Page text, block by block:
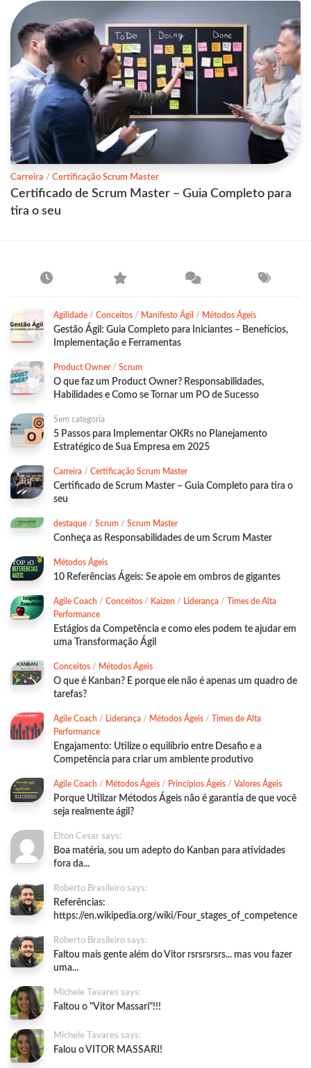
Carreira / Certificação Scrum Master
Certificado de Scrum Master – Guia Completo para
tira o seu
Agilidade / Conceitos / Manifesto Ágil / Métodos Ágeis
Gestão Ágil: Guia Completo para Iniciantes – Benefícios,
Implementação e Ferramentas
Product Owner/ Scrum
O que faz um Product Owner? Responsabilidades,
Habilidades e Como se Tornar um PO de Sucesso
Sem categoria
5 Passos para Implementar OKRs no Planejamento
Estratégico de Sua Empresa em 2025
Carreira / Certificação Scrum Master
Certificado de Scrum Master – Guia Completo para tira o
seu
destaque / Scrum / Scrum Master
Conheça as Responsabilidades de um Scrum Master
Métodos Ágeis
10 Referências Ágeis: Se apoie em ombros de gigantes
Agile Coach / Conceitos / Kaizen / Liderança / Times de Alta
Performance
Estágios da Competência e como eles podem te ajudar em
uma Transformação Ágil
Conceitos / Métodos Ágeis
O que é Kanban? E porque ele não é apenas um quadro de
tarefas?
Agile Coach / Liderança / Métodos Ágeis / Times de Alta
Performance
Engajamento: Utilize o equilíbrio entre Desafio e a
Competência para criar um ambiente produtivo
Agile Coach / Métodos Ágeis / Princípios Ágeis / Valores Ágeis
Porque Utilizar Métodos Ágeis não é garantia de que você
seja realmente ágil?
Elton Cesar says:
Boa matéria, sou um adepto do Kanban para atividades
fora da...
Roberto Brasileiro says:
Referências:
https://en.wikipedia.org/wiki/Four_stages_of_competence
Roberto Brasileiro says:
Faltou mais gente além do Vitor rsrsrsrsrs... mas vou fazer
uma...
Michele Tavares says:
Faltou o "Vitor Massari"!!!
Michele Tavares says:
Falou o VITOR MASSARI!